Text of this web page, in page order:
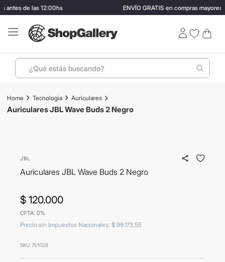
de las 12:00hs ENVÍO GRATIS en compras mayores
¿Qué estás buscando?
Tecnologia Auriculares
Auriculares JBL Wave Buds 2 Negro
JBL
Auriculares JBL Wave Buds 2 Negro
$ 120.000
CFTA: 0%
Precio sin Impuestos Nacionales: $ 99.173, 55
SKU:751028
1. perfumes
6. vino
7
mochila
9. hugo boss